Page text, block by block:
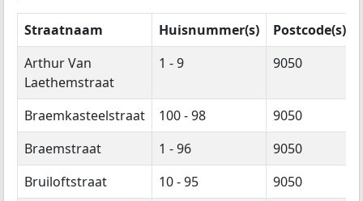
Straatnaam Huisnummer(s)
Postcode(s)
Arthur Van
Laethemstraat
1 - 9 9050
Braemkasteelstraat 100 - 98
9050
Braemstraat
1 - 96
9050
Bruiloftstraat
10 - 95
9050